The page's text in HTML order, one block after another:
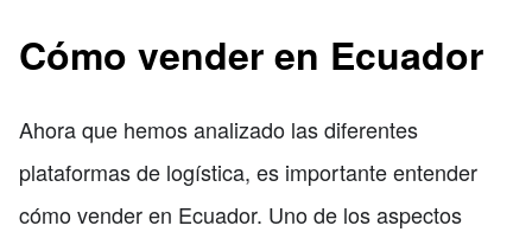
Cómo vender en Ecuador
Ahora que hemos analizado las diferentes
plataformas de logística, es importante entender
cómo vender en Ecuador. Uno de los aspectos